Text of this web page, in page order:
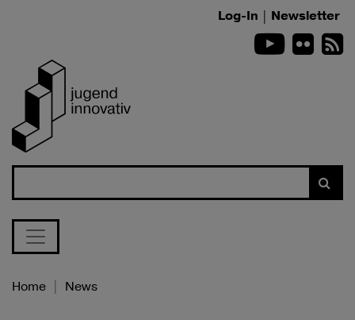
Log-In | Newsletter
Youtube
Flickr
Home News